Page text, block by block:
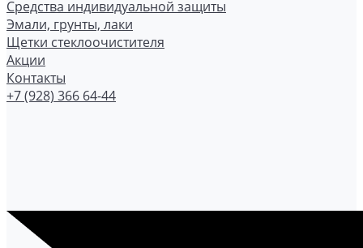
Средства индивидуальной защиты
Эмали, грунты, лаки
Щетки стеклоочистителя
Акции
Контакты
+7 (928) 366 64-44